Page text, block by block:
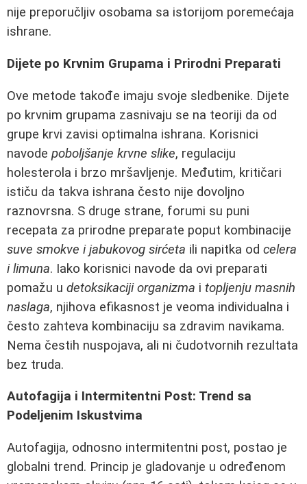
nije preporučljiv osobama sa istorijom poremećaja
ishrane.
Dijete po Krvnim Grupama i Prirodni Preparati
Ove metode takođe imaju svoje sledbenike. Dijete
po krvnim grupama zasnivaju se na teoriji da od
grupe krvi zavisi optimalna ishrana. Korisnici
navode poboljšanje krvne slike, regulaciju
holesterola i brzo mršavljenje. Međutim, kritičari
ističu da takva ishrana često nije dovoljno
raznovrsna. S druge strane, forumi su puni
recepata za prirodne preparate poput kombinacije
suve smokve i jabukovog sirćeta ili napitka od celera
i limuna. Iako korisnici navode da ovi preparati
pomažu u detoksikaciji organizma i topljenju masnih
naslaga, njihova efikasnost je veoma individualna i
često zahteva kombinaciju sa zdravim navikama.
Nema čestih nuspojava, ali ni čudotvornih rezultata
bez truda.
Autofagija i Intermitentni Post: Trend sa
Podeljenim Iskustvima
Autofagija, odnosno intermitentni post, postao je
globalni trend. Princip je gladovanje u određenom